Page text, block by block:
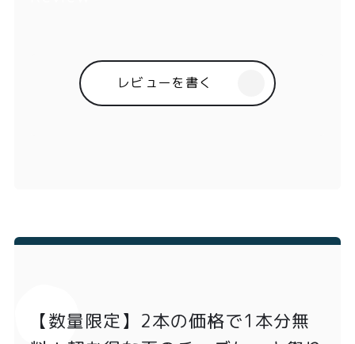
レビューを書く
【数量限定】2本の価格で1本分無